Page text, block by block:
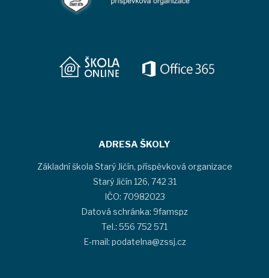
ADRESA ŠKOLY
Základní škola Starý Jičín, příspěvková organizace
Starý Jičín 126, 742 31
IČO: 70982023
Datová schránka: 9famspz
Tel.: 556 752 571
E-mail: podatelna@zssj.cz